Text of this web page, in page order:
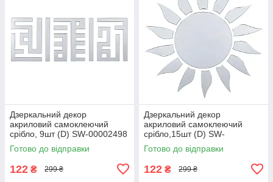
Дзеркальний декор
акриловий самоклеючий
срібло, 9шт (D) SW-00002498
Готово до відправки
122 ₴ 299 ₴
Дзеркальний декор
акриловий самоклеючий
срібло,15шт (D) SW-
00002501
Готово до відправки
122 ₴ 299 ₴